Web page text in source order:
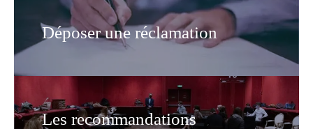
Déposer une réclamation
Les recommandations